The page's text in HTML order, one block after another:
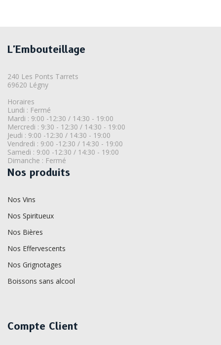
L'Embouteillage
240 Les Ponts Tarrets
69620 Légny
Horaires
Lundi : Fermé
Mardi : 9:00 -12:30 / 14:30 - 19:00
Mercredi : 9:30 - 12:30 / 14:30 - 19:00
Jeudi : 9:00 -12:30 / 14:30 - 19:00
Vendredi : 9:00 -12:30 / 14:30 - 19:00
Samedi : 9:00 -12:30 / 14:30 - 19:00
Dimanche : Fermé
Nos produits
Nos Vins
Nos Spiritueux
Nos Bières
Nos Effervescents
Nos Grignotages
Boissons sans alcool
Compte Client